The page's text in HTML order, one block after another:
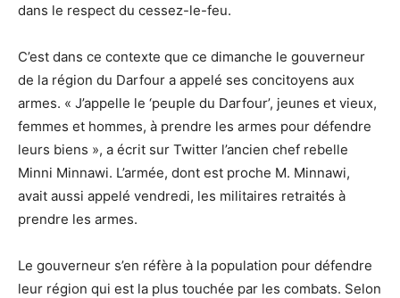
dans le respect du cessez-le-feu.
C’est dans ce contexte que ce dimanche le gouverneur
de la région du Darfour a appelé ses concitoyens aux
armes. « J’appelle le ‘peuple du Darfour’, jeunes et vieux,
femmes et hommes, à prendre les armes pour défendre
leurs biens », a écrit sur Twitter l’ancien chef rebelle
Minni Minnawi. L’armée, dont est proche M. Minnawi,
avait aussi appelé vendredi, les militaires retraités à
prendre les armes.
Le gouverneur s’en réfère à la population pour défendre
leur région qui est la plus touchée par les combats. Selon